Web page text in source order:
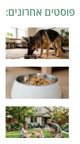
פוסטים אחרונים: